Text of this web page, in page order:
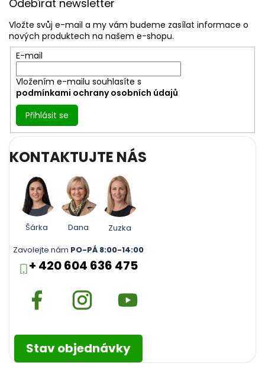
Odebírat newsletter
Vložte svůj e-mail a my vám budeme zasílat informace o
nových produktech na našem e-shopu.
E-mail
Vložením e-mailu souhlasíte s
podmínkami ochrany osobních údajů
Přihlásit se
KONTAKTUJTE NÁS
Šárka Dana
Zuzka
Zavolejte nám PO-PÁ 8:00-14:00
+ 420 604 636 475
Stav objednávky